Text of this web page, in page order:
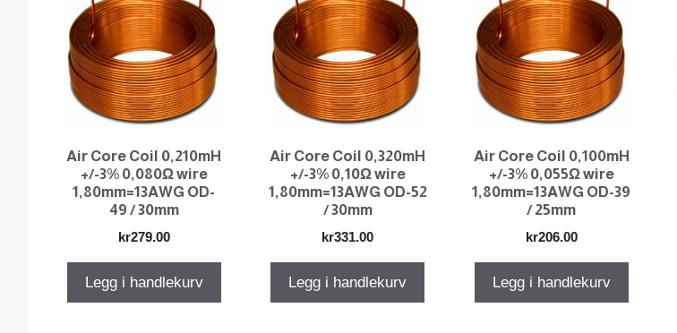
Air Core Coil 0,210mH
+/-3% 0,080Ω wire
1,80mm=13AWG OD-
49 / 30mm
kr279.00
Legg i handlekurv
Air Core Coil 0,320mH
+/-3% 0,10Ω wire
1,80mm=13AWG OD-52
/ 30mm
kr331.00
Legg i handlekurv
Air Core Coil 0,100mH
+/-3% 0,055Ω wire
1,80mm=13AWG OD-39
/ 25mm
kr206.00
Legg i handlekurv